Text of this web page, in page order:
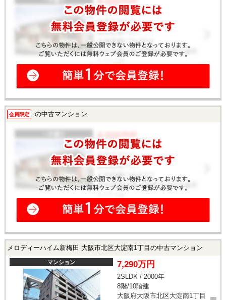
会員限定 の中古マンション
メロディーハイム新梅田 大阪市北区大淀南1丁目の中古マンション
マンション 7,290万円
2SLDK / 2000年
8階/10階建
大阪府大阪市北区大淀南1丁目